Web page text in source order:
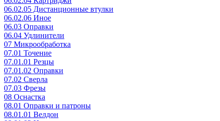
06.02.05 Дистанционные втулки
06.02.06 Иное
06.03 Оправки
06.04 Удлинители
07 Микрообработка
07.01 Точение
07.01.01 Резцы
07.01.02 Оправки
07.02 Сверла
07.03 Фрезы
08 Оснастка
08.01 Оправки и патроны
08.01.01 Велдон